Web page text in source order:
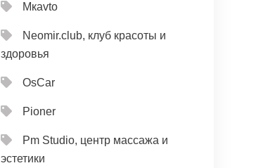
Mкavto
Neomir.club, клуб красоты и
здоровья
OsCar
Pioner
Pm Studio, центр массажа и
эстетики